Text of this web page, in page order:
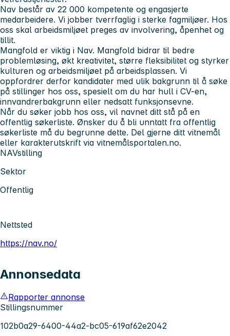
Nav består av 22 000 kompetente og engasjerte
medarbeidere. Vi jobber tverrfaglig i sterke fagmiljøer. Hos
oss skal arbeidsmiljøet preges av involvering, åpenhet og
tillit.
Mangfold er viktig i Nav. Mangfold bidrar til bedre
problemløsing, økt kreativitet, større fleksibilitet og styrker
kulturen og arbeidsmiljøet på arbeidsplassen. Vi
oppfordrer derfor kandidater med ulik bakgrunn til å søke
på stillinger hos oss, spesielt om du har hull i CV-en,
innvandrerbakgrunn eller nedsatt funksjonsevne.
Når du søker jobb hos oss, vil navnet ditt stå på en
offentlig søkerliste. Ønsker du å bli unntatt fra offentlig
søkerliste må du begrunne dette. Del gjerne ditt vitnemål
eller karakterutskrift via vitnemålsportalen.no.
NAVstilling
Sektor
Offentlig
Nettsted
https://nav.no/
Annonsedata
Rapporter annonse
Stillingsnummer
102b0a29-6400-44a2-bc05-619af62e2042